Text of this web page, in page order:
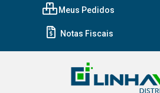
Meus Pedidos
Notas Fiscais